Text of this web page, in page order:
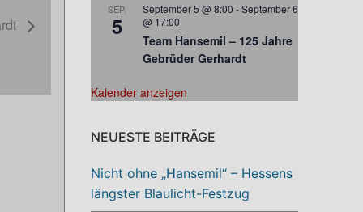
SEP.
5
September 5 @ 8:00 -September 6
@ 17:00
Team Hansemil – 125 Jahre
Gebrüder Gerhardt
Kalender anzeigen
NEUESTE BEITRÄGE
Nicht ohne „Hansemil“ – Hessens
längster Blaulicht-Festzug